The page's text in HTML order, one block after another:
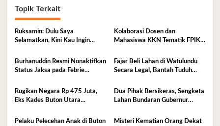
Topik Terkait
Ruksamin: Dulu Saya
Selamatkan, Kini Kau Ingin
Kolaborasi Dosen dan
Mahasiswa KKN Tematik FPIK
Lingkungan Pesisir bagi Anak-
anak di Kelurahan Lapulu
Burhanuddin Resmi Nonaktifkan
Status Jaksa pada Febrie
Fajar Beli Lahan di Watulundu
Secara Legal, Bantah Tuduh
Rugikan Negara Rp 475 Juta,
Eks Kades Buton Utara
Dua Pihak Bersikeras, Sengketa
Lahan Bundaran Gubernur
Pelaku Pelecehan Anak di Buton
Misteri Kematian Orang Dekat